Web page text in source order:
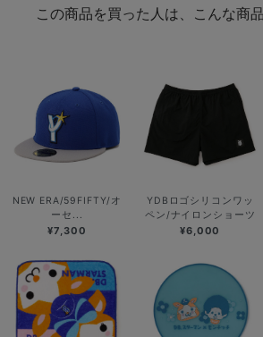
この商品を買った人は、こんな商
NEW ERA/59FIFTY/オ
ーセ...
¥7,300
YDBロゴシリコンワッ
ペン/ナイロンショーツ
¥6,000